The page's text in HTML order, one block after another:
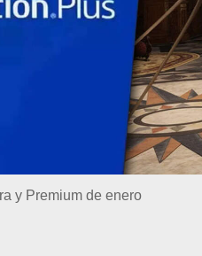
y Premium de enero